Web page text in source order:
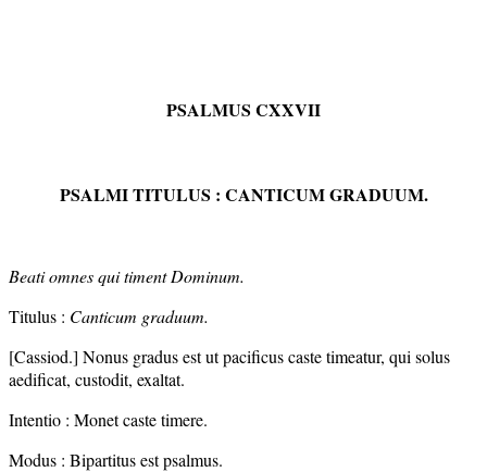
PSALMUS CXXVII
PSALMI TITULUS : CANTICUM GRADUUM.
Beati omnes qui timent Dominum.
Titulus : Canticum graduum.
[Cassiod.] Nonus gradus est ut pacificus caste timeatur, qui solus
aedificat, custodit, exaltat.
Intentio : Monet caste timere.
Modus : Bipartitus est psalmus.